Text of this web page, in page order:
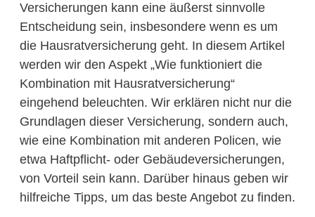
Versicherungen kann eine äußerst sinnvolle
Entscheidung sein, insbesondere wenn es um
die Hausratversicherung geht. In diesem Artikel
werden wir den Aspekt „Wie funktioniert die
Kombination mit Hausratversicherung“
eingehend beleuchten. Wir erklären nicht nur die
Grundlagen dieser Versicherung, sondern auch,
wie eine Kombination mit anderen Policen, wie
etwa Haftpflicht- oder Gebäudeversicherungen,
von Vorteil sein kann. Darüber hinaus geben wir
hilfreiche Tipps, um das beste Angebot zu finden.